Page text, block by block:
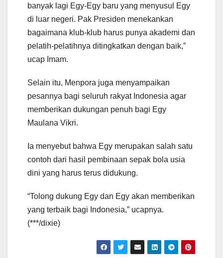
banyak lagi Egy-Egy baru yang menyusul Egy
di luar negeri. Pak Presiden menekankan
bagaimana klub-klub harus punya akademi dan
pelatih-pelatihnya ditingkatkan dengan baik,”
ucap Imam.
Selain itu, Menpora juga menyampaikan
pesannya bagi seluruh rakyat Indonesia agar
memberikan dukungan penuh bagi Egy
Maulana Vikri.
Ia menyebut bahwa Egy merupakan salah satu
contoh dari hasil pembinaan sepak bola usia
dini yang harus terus didukung.
“Tolong dukung Egy dan Egy akan memberikan
yang terbaik bagi Indonesia,” ucapnya.
(***/dixie)